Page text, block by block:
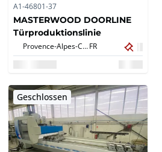
A1-46801-37
MASTERWOOD DOORLINE
Türproduktionslinie
Provence-Alpes-Côte d'Azur,FR
Geschlossen